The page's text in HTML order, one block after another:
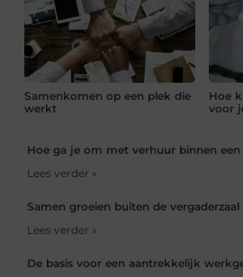
Samenkomen op een plek die
werkt
Hoe
voor
Hoe ga je om met verhuur binnen een
Lees verder »
Samen groeien buiten de vergaderzaal
Lees verder »
De basis voor een aantrekkelijk